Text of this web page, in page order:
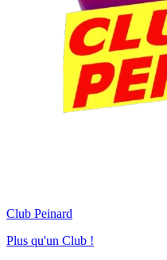
Club Peinard
Plus qu'un Club !